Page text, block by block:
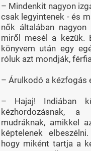
– Mindenkit nagyon
csak legyintenek - és
nők általában
miről mesél a kezük.
könyvem után egy
róluk azt mondják,
– Árulkodó a kézfogás
– Hajaj! Indiában
kézhordozásnak, a
mudráknak, amikkel
képtelenek
hogy miként tartja a